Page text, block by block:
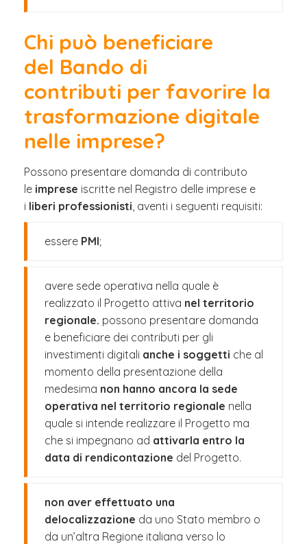
Chi può beneficiare
del Bando di
contributi per favorire la
trasformazione digitale
nelle imprese?
Possono presentare domanda di contributo
le imprese iscritte nel Registro delle imprese e
i liberi professionisti, aventi i seguenti requisiti:
essere PMI;
avere sede operativa nella quale è
realizzato il Progetto attiva nel territorio
regionale. possono presentare domanda
e beneficiare dei contributi per gli
investimenti digitali anche i soggetti che al
momento della presentazione della
medesima non hanno ancora la sede
operativa nel territorio regionale nella
quale si intende realizzare il Progetto ma
che si impegnano ad attivarla entro la
data di rendicontazione del Progetto.
non aver effettuato una
delocalizzazione da uno Stato membro o
da un’altra Regione italiana verso lo